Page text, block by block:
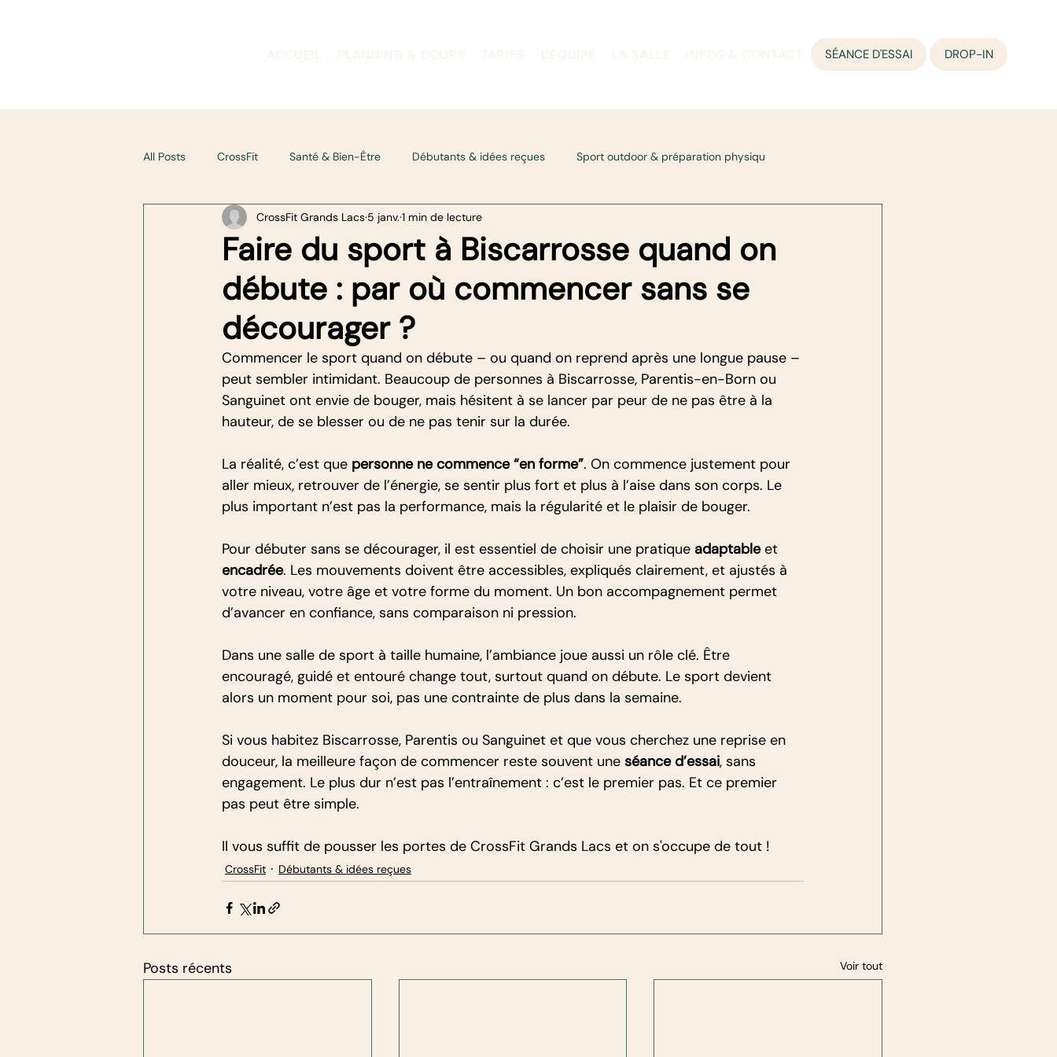
ACCUEIL PLANNING & COURS TARIFS L'ÉQUIPE LA SALLE INFOS & CONTACT SÉANCE D'ESSAI DROP-IN
All Posts CrossFit Santé & Bien-Être Débutants & idées reçues Sport outdoor & préparation physiqu
Vie de la salle & communauté HYROX training
Faire du sport à Biscarrosse quand on
débute : par où commencer sans se
décourager ?
CrossFit Grands Lacs 5 janv. 1 min de lecture
Commencer le sport quand on débute – ou quand on reprend après une longue pause –
peut sembler intimidant. Beaucoup de personnes à Biscarrosse, Parentis-en-Born ou
Sanguinet ont envie de bouger, mais hésitent à se lancer par peur de ne pas être à la
hauteur, de se blesser ou de ne pas tenir sur la durée.
La réalité, c’est que personne ne commence “en forme”. On commence justement pour
aller mieux, retrouver de l’énergie, se sentir plus fort et plus à l’aise dans son corps. Le
plus important n’est pas la performance, mais la régularité et le plaisir de bouger.
Pour débuter sans se décourager, il est essentiel de choisir une pratique adaptable et
encadrée. Les mouvements doivent être accessibles, expliqués clairement, et ajustés à
votre niveau, votre âge et votre forme du moment. Un bon accompagnement permet
d’avancer en confiance, sans comparaison ni pression.
Dans une salle de sport à taille humaine, l’ambiance joue aussi un rôle clé. Être
encouragé, guidé et entouré change tout, surtout quand on débute. Le sport devient
alors un moment pour soi, pas une contrainte de plus dans la semaine.
Si vous habitez Biscarrosse, Parentis ou Sanguinet et que vous cherchez une reprise en
douceur, la meilleure façon de commencer reste souvent une séance d’essai, sans
engagement. Le plus dur n’est pas l’entraînement : c’est le premier pas. Et ce premier
pas peut être simple.
Il vous suffit de pousser les portes de CrossFit Grands Lacs et on s'occupe de tout !
CrossFit Débutants & idées reçues
Posts récents Voir tout